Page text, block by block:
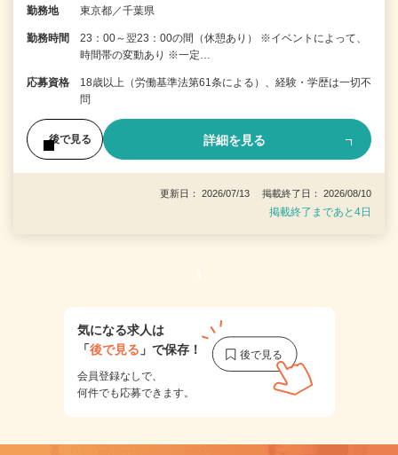
勤務地 東京都／千葉県
勤務時間
23：00～翌23：00の間（休憩あり） ※イベントによって、
時間帯の変動あり ※一定…
応募資格
18歳以上（労働基準法第61条による）、経験・学歴は一切不
問
後で見る 詳細を見る
更新日： 2026/07/13 掲載終了日： 2026/08/10
掲載終了まであと4日
1
気になる求人は
「後で見る 」で保存！
会員登録なしで、
何件でも応募できます。